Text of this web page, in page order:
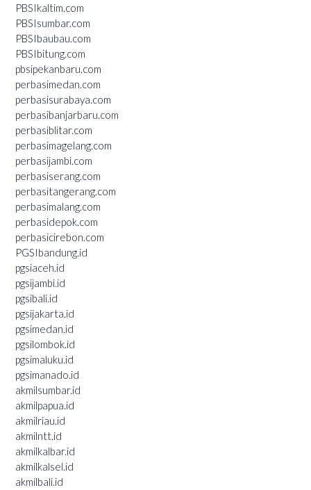
PBSIkaltim.com
PBSIsumbar.com
PBSIbaubau.com
PBSIbitung.com
pbsipekanbaru.com
perbasimedan.com
perbasisurabaya.com
perbasibanjarbaru.com
perbasiblitar.com
perbasimagelang.com
perbasijambi.com
perbasiserang.com
perbasitangerang.com
perbasimalang.com
perbasidepok.com
perbasicirebon.com
PGSIbandung.id
pgsiaceh.id
pgsijambi.id
pgsibali.id
pgsijakarta.id
pgsimedan.id
pgsilombok.id
pgsimaluku.id
pgsimanado.id
akmilsumbar.id
akmilpapua.id
akmilriau.id
akmilntt.id
akmilkalbar.id
akmilkalsel.id
akmilbali.id